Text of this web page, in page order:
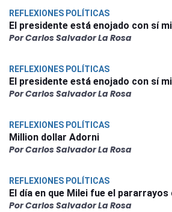
REFLEXIONES POLÍTICAS
El presidente está enojado con sí
Por Carlos Salvador La Rosa
REFLEXIONES POLÍTICAS
El presidente está enojado con sí
Por Carlos Salvador La Rosa
REFLEXIONES POLÍTICAS
Million dollar Adorni
Por Carlos Salvador La Rosa
REFLEXIONES POLÍTICAS
El día en que Milei fue el pararrayos
Por Carlos Salvador La Rosa